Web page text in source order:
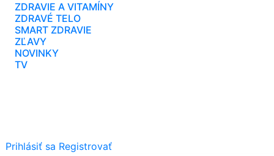
ZDRAVIE A VITAMÍNY
ZDRAVÉ TELO
SMART ZDRAVIE
ZĽAVY
NOVINKY
TV
Prihlásiť sa Registrovať